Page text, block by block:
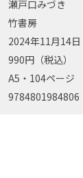
瀬戸口みづき
竹書房
2024年11月14日
990円（税込）
A5・104ページ
9784801984806